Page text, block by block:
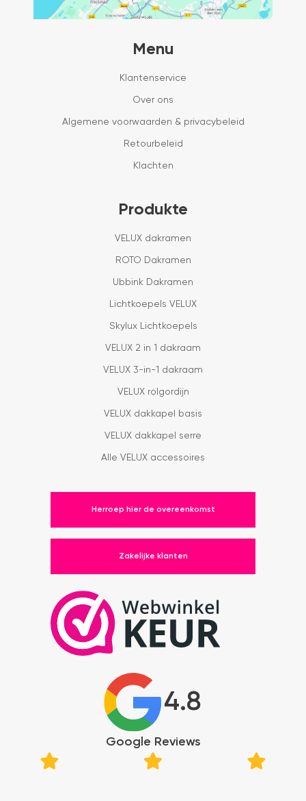
Menu
Klantenservice
Over ons
Algemene voorwaarden & privacybeleid
Retourbeleid
Klachten
Produkte
VELUX dakramen
ROTO Dakramen
Ubbink Dakramen
Lichtkoepels VELUX
Skylux Lichtkoepels
VELUX 2 in 1 dakraam
VELUX 3-in-1 dakraam
VELUX rolgordijn
VELUX dakkapel basis
VELUX dakkapel serre
Alle VELUX accessoires
Herroep hier de overeenkomst
Zakelijke klanten
4.8
Google Reviews